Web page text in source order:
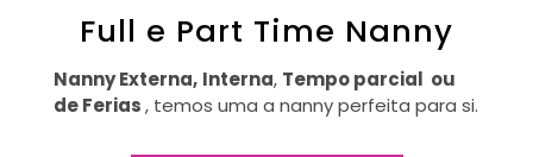
Full e Part Time Nanny
Nanny Externa, Interna, Tempo parcial ou
de Ferias, temos uma a nanny perfeita para si.